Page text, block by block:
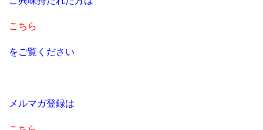
こちら
をご覧ください
メルマガ登録は